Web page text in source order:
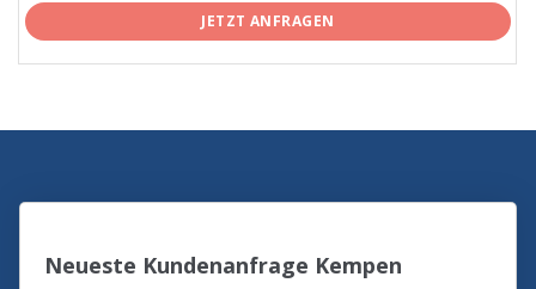
JETZT ANFRAGEN
Neueste Kundenanfrage Kempen